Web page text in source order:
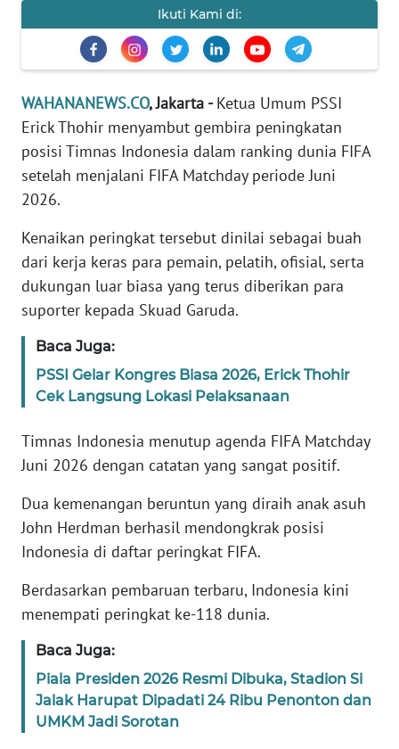
Ikuti Kami di:
WAHANANEWS.CO, Jakarta -Ketua Umum PSSI
Erick Thohir menyambut gembira peningkatan
posisi Timnas Indonesia dalam ranking dunia FIFA
setelah menjalani FIFA Matchday periode Juni
2026.
Kenaikan peringkat tersebut dinilai sebagai buah
dari kerja keras para pemain, pelatih, ofisial, serta
dukungan luar biasa yang terus diberikan para
suporter kepada Skuad Garuda.
Baca Juga:
PSSI Gelar Kongres Biasa 2026, Erick Thohir
Cek Langsung Lokasi Pelaksanaan
Timnas Indonesia menutup agenda FIFA Matchday
Juni 2026 dengan catatan yang sangat positif.
Dua kemenangan beruntun yang diraih anak asuh
John Herdman berhasil mendongkrak posisi
Indonesia di daftar peringkat FIFA.
Berdasarkan pembaruan terbaru, Indonesia kini
menempati peringkat ke-118 dunia.
Baca Juga:
Piala Presiden 2026 Resmi Dibuka, Stadion Si
Jalak Harupat Dipadati 24 Ribu Penonton dan
UMKM Jadi Sorotan
OLAHRAGA
EDITORIAL
Informasi
BERITA
KONTAK
INFO
IKLAN
KAMI
MEDIA
KARIR
DISCLAIMER
Wahana
Regional